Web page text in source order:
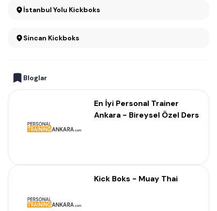
İstanbul Yolu Kickboks
Sincan Kickboks
Bloglar
En İyi Personal Trainer
Ankara - Bireysel Özel Ders
Kick Boks - Muay Thai